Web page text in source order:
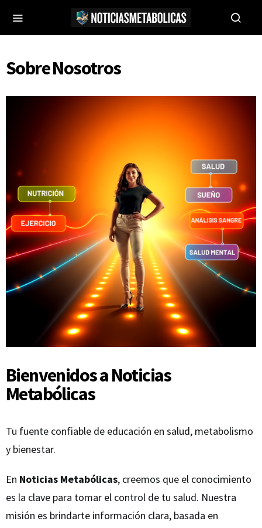
Sobre Nosotros
Bienvenidos a Noticias
Metabólicas
Tu fuente confiable de educación en salud, metabolismo
y bienestar.
En Noticias Metabólicas, creemos que el conocimiento
es la clave para tomar el control de tu salud. Nuestra
misión es brindarte información clara, basada en